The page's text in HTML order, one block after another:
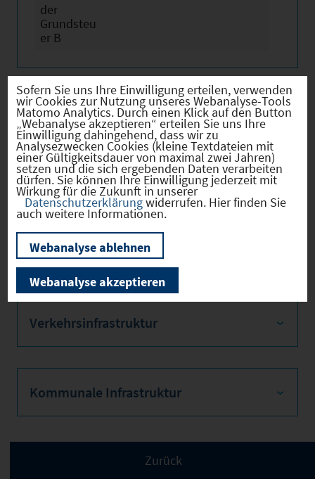
der
Grundsteu
er B
Firmenstandorte
Bevölkerung
Sozialvers. Beschäftigte
Verkehrsinfrastruktur
Kommunale Infrastruktur
Sofern Sie uns Ihre Einwilligung erteilen, verwenden
wir Cookies zur Nutzung unseres Webanalyse-Tools
Matomo Analytics. Durch einen Klick auf den Button
„Webanalyse akzeptieren“ erteilen Sie uns Ihre
Einwilligung dahingehend, dass wir zu
Analysezwecken Cookies (kleine Textdateien mit
einer Gültigkeitsdauer von maximal zwei Jahren)
setzen und die sich ergebenden Daten verarbeiten
dürfen. Sie können Ihre Einwilligung jederzeit mit
Wirkung für die Zukunft in unserer
Datenschutzerklärungwiderrufen. Hier finden Sie
auch weitere Informationen.
Webanalyse ablehnen
Webanalyse akzeptieren